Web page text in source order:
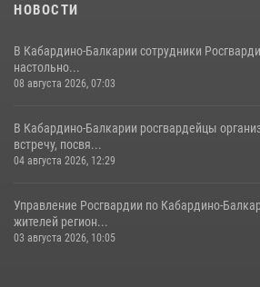
НОВОСТИ
В Кабардино-Балкарии сотрудники
настольно...
08 августа 2026, 07:03
В Кабардино-Балкарии росгвардейцы
встречу, посвя...
04 августа 2026, 12:29
Управление Росгвардии по Кабардино-
жителей регион...
03 августа 2026, 10:05